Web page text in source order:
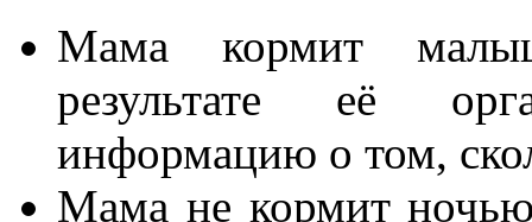
Мама кормит
результате её
информацию о том,
Мама не кормит